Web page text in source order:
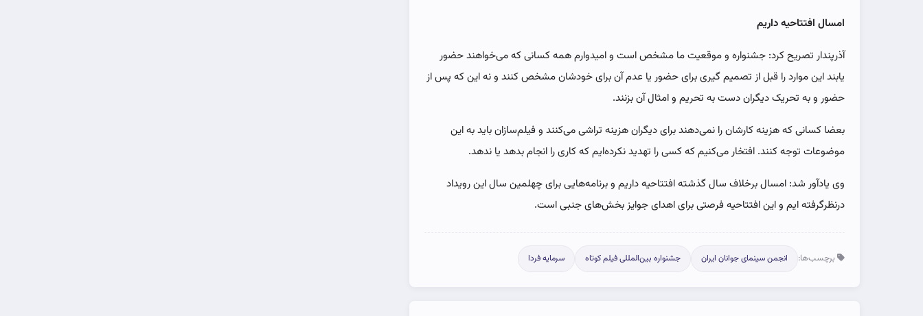
امسال‌ افتتاحیه داریم
آذرپندار تصریح کرد: جشنواره و موقعیت ما مشخص است و امیدوارم همه کسانی که می‌خواهند حضور
یابند این موارد را قبل از تصمیم گیری برای حضور یا عدم‌ آن برای خودشان مشخص کنند و نه این که پس از
حضور و به تحریک دیگران دست به تحریم و امثال آن بزنند.
بعضا کسانی که هزینه کارشان را نمی‌دهند برای دیگران هزینه تراشی می‌کنند و فیلم‌سازان باید به این
موضوعات توجه کنند. افتخار می‌کنیم که کسی را تهدید نکرده‌ایم که کاری را انجام‌ بدهد یا ندهد.
وی یادآور شد: امسال‌ برخلاف سال گذشته افتتاحیه داریم و برنامه‌هایی برای چهلمین سال این رویداد
درنظرگرفته ایم و این افتتاحیه فرصتی برای اهدای جوایز بخش‌های جنبی است.
برچسب‌ها: انجمن سینمای جوانان ایران جشنواره بین‌المللی فیلم کوتاه سرمایه فردا